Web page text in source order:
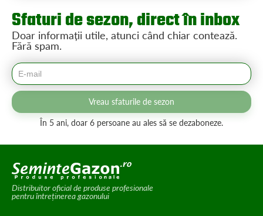
Sfaturi de sezon, direct în inbox
Doar informații utile, atunci când chiar contează.
Fără spam.
Vreau sfaturile de sezon
În 5 ani, doar 6 persoane au ales să se dezaboneze.
Distribuitor oficial de produse profesionale
pentru întreținerea gazonului